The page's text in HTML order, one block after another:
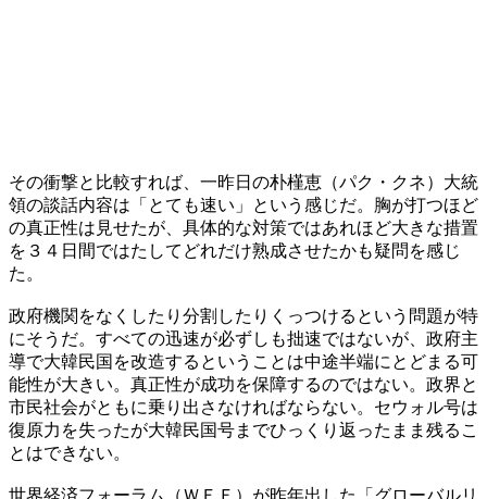
その衝撃と比較すれば、一昨日の朴槿恵（パク・クネ）大統
領の談話内容は「とても速い」という感じだ。胸が打つほど
の真正性は見せたが、具体的な対策ではあれほど大きな措置
を３４日間ではたしてどれだけ熟成させたかも疑問を感じ
た。
政府機関をなくしたり分割したりくっつけるという問題が特
にそうだ。すべての迅速が必ずしも拙速ではないが、政府主
導で大韓民国を改造するということは中途半端にとどまる可
能性が大きい。真正性が成功を保障するのではない。政界と
市民社会がともに乗り出さなければならない。セウォル号は
復原力を失ったが大韓民国号までひっくり返ったまま残るこ
とはできない。
世界経済フォーラム（ＷＥＦ）が昨年出した「グローバルリ